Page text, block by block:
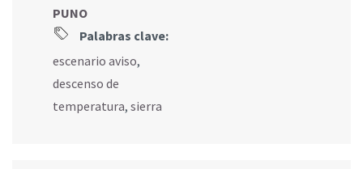
PUNO
Palabras clave:
escenario aviso,
descenso de
temperatura, sierra